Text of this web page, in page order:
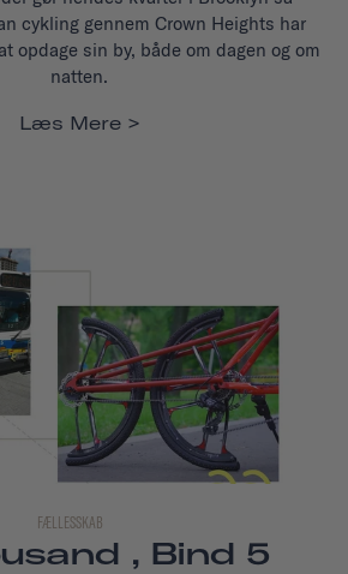
cykling gennem Crown Heights har
opdage sin by, både om dagen og om
natten.
Læs Mere
FÆLLESSKAB
, Bind 5